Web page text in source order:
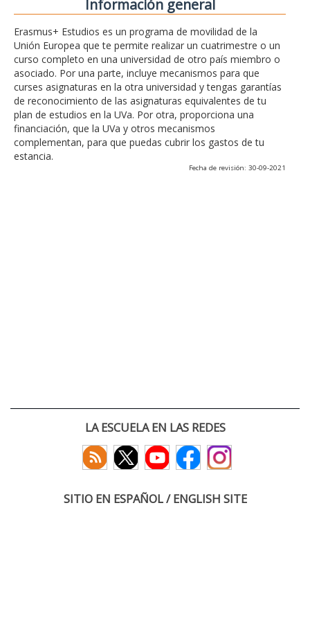
Información general
Erasmus+ Estudios es un programa de movilidad de la
Unión Europea que te permite realizar un cuatrimestre o un
curso completo en una universidad de otro país miembro o
asociado. Por una parte, incluye mecanismos para que
curses asignaturas en la otra universidad y tengas garantías
de reconocimiento de las asignaturas equivalentes de tu
plan de estudios en la UVa. Por otra, proporciona una
financiación, que la UVa y otros mecanismos
complementan, para que puedas cubrir los gastos de tu
estancia.
Fecha de revisión: 30-09-2021
LA ESCUELA EN LAS REDES
SITIO EN ESPAÑOL / ENGLISH SITE